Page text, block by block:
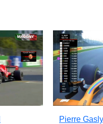
Pierre